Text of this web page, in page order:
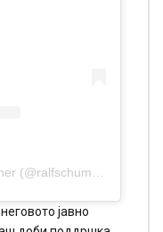
A post shared by Ralf Schumacher (@ralfschumacher_rsc)
јавно